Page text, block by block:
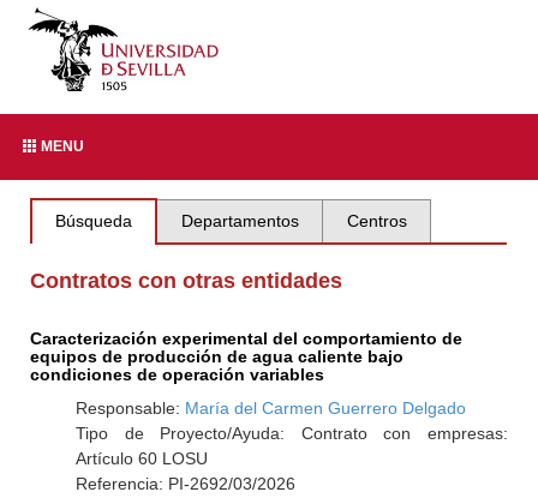
MENU
Búsqueda Departamentos Centros
Contratos con otras entidades
Caracterización experimental del comportamiento de
equipos de producción de agua caliente bajo
condiciones de operación variables
Responsable: María del Carmen Guerrero Delgado
Tipo de Proyecto/Ayuda: Contrato con empresas:
Artículo 60 LOSU
Referencia: PI-2692/03/2026